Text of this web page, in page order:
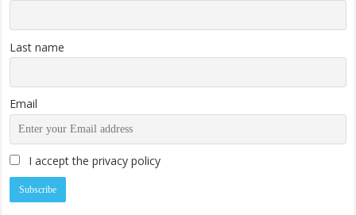
Last name
Email
I accept the privacy policy